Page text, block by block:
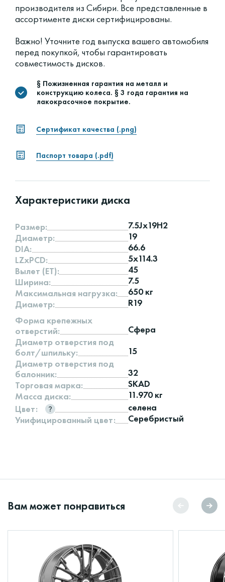
производителя из Сибири. Все представленные в
ассортименте диски сертифицированы.
Важно! Уточните год выпуска вашего автомобиля
перед покупкой, чтобы гарантировать
совместимость дисков.
§ Пожизненная гарантия на металл и
конструкцию колеса. § 3 года гарантия на
лакокрасочное покрытие.
Сертификат качества (.png)
Паспорт товара (.pdf)
Характеристики диска
Размер:
7.5Jx19H2
Диаметр:
19
DIA:
66.6
LZxPCD:
5x114.3
Вылет (ET):
45
Ширина:
7.5
Максимальная нагрузка:
650 кг
Диаметр:
R19
Форма крепежных
отверстий:
Сфера
Диаметр отверстия под
болт/шпильку:
15
Диаметр отверстия под
балонник:
32
Торговая марка:
SKAD
Масса диска:
11.970 кг
Цвет:
селена
Унифицированный цвет:
Серебристый
Вам может понравиться